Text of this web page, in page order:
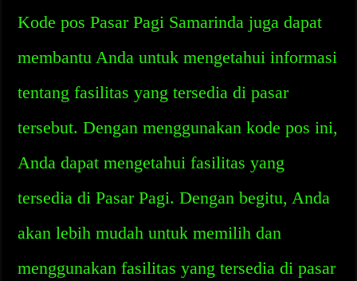
Kode pos Pasar Pagi Samarinda juga dapat
membantu Anda untuk mengetahui informasi
tentang fasilitas yang tersedia di pasar
tersebut. Dengan menggunakan kode pos ini,
Anda dapat mengetahui fasilitas yang
tersedia di Pasar Pagi. Dengan begitu, Anda
akan lebih mudah untuk memilih dan
menggunakan fasilitas yang tersedia di pasar